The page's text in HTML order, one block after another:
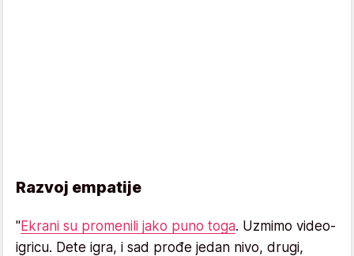
Razvoj empatije
"Ekrani su promenili jako puno toga. Uzmimo video-
igricu. Dete igra, i sad prođe jedan nivo, drugi,